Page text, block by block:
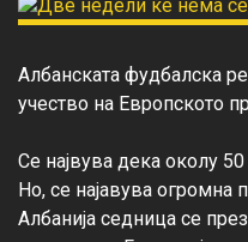
Албанската фудбалска
учество на Европското
Се највува дека околу
Но, се најавува огромна
Албанија седница се